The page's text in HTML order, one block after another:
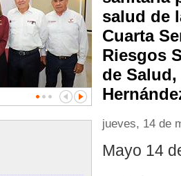
salud de
Cuarta
Riesgos
de
jueves, 14 de
Mayo 14